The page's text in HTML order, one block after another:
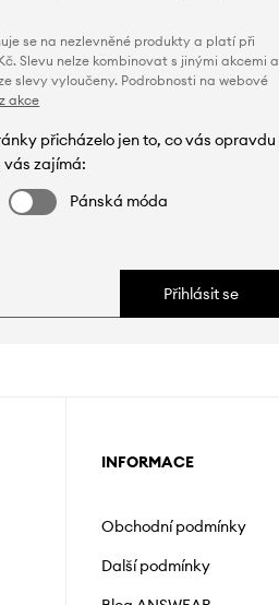
se na nezlevněné produkty a platí při
Slevu nelze kombinovat s jinými akcemi a
slevy vyloučeny. Podrobnosti na webové
akce
přicházelo jen to, co vás opravdu
vás zajímá:
Pánská móda
Přihlásit se
INFORMACE
Obchodní podmínky
Další podmínky